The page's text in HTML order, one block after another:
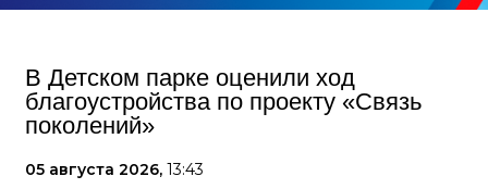
В Детском парке оценили ход
благоустройства по проекту «Связь
поколений»
05 августа 2026, 13:43